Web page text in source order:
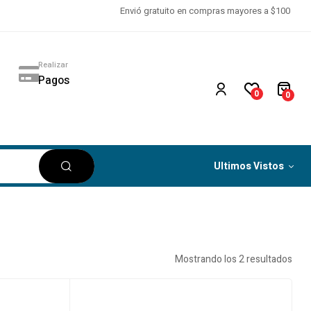
Envió gratuito en compras mayores a $100
Realizar
Pagos
0 0
Ultimos Vistos
Mostrando los 2 resultados